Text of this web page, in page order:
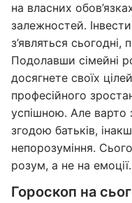
на власних
залежностей.
з’являться
Подолавши сімейні
досягнете своїх
професійного
успішною. Але варто
згодою батьків,
непорозуміння.
розум, а не на емоції.
Гороскоп на